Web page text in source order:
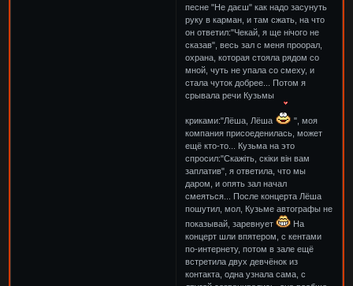
песне "Не даєш" как надо засунуть
руку в карман, и там сжать, на что
он ответил:"Чекай, я ще нічого не
сказав", весь зал с меня проорал,
охрана, которая стояла рядом со
мной, чуть не упала со смеху, и
стала чуток добрее... Потом я
срывала речи Кузьмы
криками:"Лёша, Лёша
", моя
компания присоеденилась, может
ещё кто-то... Кузьма на это
спросил:"Скажіть, скіки він вам
заплатив", я ответила, что мы
даром, и опять зал начал
смеяться... После концерта Лёша
пошутил, мол, Кузьме автографы не
показывай, заревнует
На
концерт шли впятером, с кентами
по-интернету, потом в зале ещё
встретила двух девчёнок из
контакта, одна узнала сама, с